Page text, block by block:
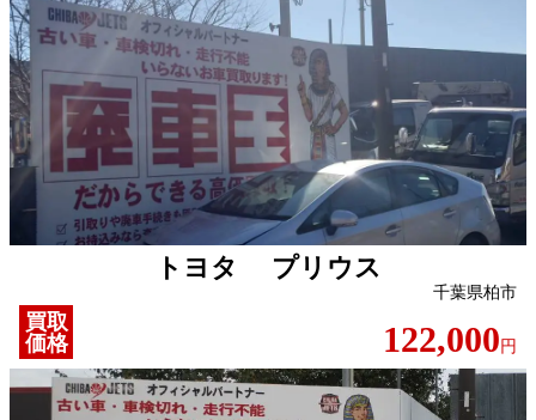
トヨタ プリウス
千葉県柏市
買取
価格
122,000 円